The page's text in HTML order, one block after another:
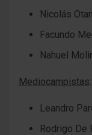
Nicolás
Facundo
Nahuel
Mediocampistas:
Leandro
Rodrigo De